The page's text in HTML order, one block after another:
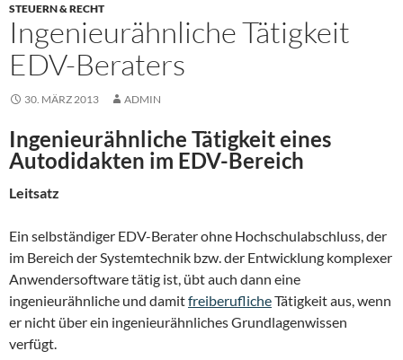
STEUERN & RECHT
Ingenieurähnliche Tätigkeit
EDV-Beraters
30. MÄRZ 2013 ADMIN
Ingenieurähnliche Tätigkeit eines
Autodidakten im EDV-Bereich
Leitsatz
Ein selbständiger EDV-Berater ohne Hochschulabschluss, der
im Bereich der Systemtechnik bzw. der Entwicklung komplexer
Anwendersoftware tätig ist, übt auch dann eine
ingenieurähnliche und damitfreiberuflicheTätigkeit aus, wenn
er nicht über ein ingenieurähnliches Grundlagenwissen
verfügt.